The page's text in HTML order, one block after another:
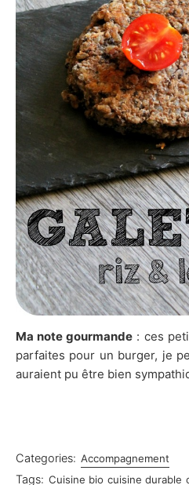
Ma note gourmande : ces
parfaites pour un burger, je
auraient pu être bien
Categories: Accompagnement
Tags: Cuisine bio cuisine durable